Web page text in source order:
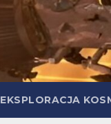
EKSPLORACJA